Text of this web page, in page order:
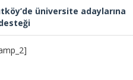
üniversite adaylarına